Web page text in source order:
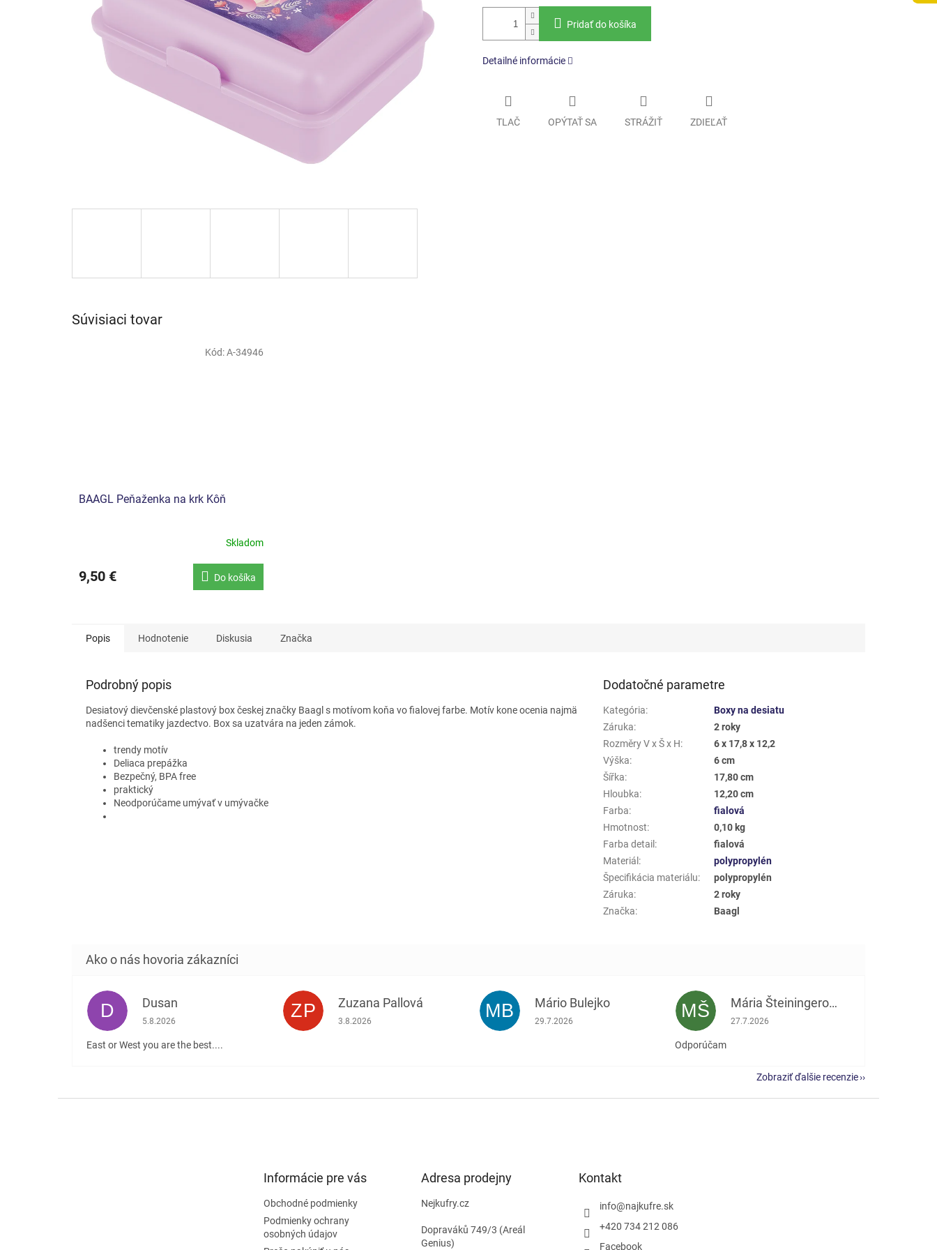
Pridať do košíka
Detailné informácie
TLAČ OPÝTAŤ SA STRÁŽIŤ ZDIEĽAŤ
Súvisiaci tovar
BAAGL Peňaženka na krk Kôň
Skladom
9,50 € Do košíka
Kód:A-34946
Popis Hodnotenie Diskusia Značka
Podrobný popis
Desiatový dievčenské plastový box českej značky Baagl s motívom koňa vo fialovej farbe. Motív kone ocenia najmä
nadšenci tematiky jazdectvo. Box sa uzatvára na jeden zámok.
trendy motív
Deliaca prepážka
Bezpečný, BPA free
praktický
Neodporúčame umývať v umývačke
Dodatočné parametre
Kategória:
Boxy na desiatu
Záruka:
2 roky
Rozměry V x Š x H:
6 x 17,8 x 12,2
Výška:
6 cm
Šířka:
17,80 cm
Hloubka:
12,20 cm
Farba:
fialová
Hmotnost:
0,10 kg
Farba detail:
fialová
Materiál:
polypropylén
Špecifikácia materiálu:
polypropylén
Záruka:
2 roky
Značka: Baagl
D Dusan
Hodnotenie obchodu je 5 z 5 hviezdičiek.
5.8.2026
East or West you are the best....
ZP Zuzana Pallová
Hodnotenie obchodu je 5 z 5 hviezdičiek.
3.8.2026 MB Mário Bulejko
Hodnotenie obchodu je 5 z 5 hviezdičiek.
29.7.2026 MŠ Mária Šteiningerová
Hodnotenie obchodu je 5 z 5 hviezdičiek.
27.7.2026
Odporúčam
Zobraziť ďalšie recenzie
Informácie pre vás
Obchodné podmienky
Podmienky ochrany
osobných údajov
Adresa prodejny
Nejkufry.cz
Dopraváků 749/3 (Areál
Genius)
Kontakt
info@najkufre.sk
+420 734 212 086
Facebook